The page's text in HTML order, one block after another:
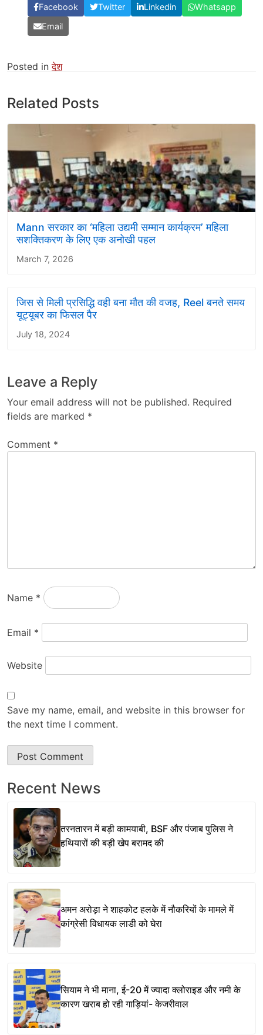
Facebook Twitter Linkedin
Whatsapp
Email
Posted inदेश
Related Posts
Mann सरकार का ‘महिला उद्यमी सम्मान कार्यक्रम’ महिला
सशक्तिकरण के लिए एक अनोखी पहल
March 7, 2026
जिस से मिली प्रसिद्धि वही बना मौत की वजह, Reel बनते समय
यूट्यूबर का फिसल पैर
July 18, 2024
Leave a Reply
Your email address will not be published. Required
fields are marked *
Comment *
Name *
Email *
Website
Save my name, email, and website in this browser for
the next time I comment.
Recent News
तरनतारन में बड़ी कामयाबी, BSF और पंजाब पुलिस ने
हथियारों की बड़ी खेप बरामद की
अमन अरोड़ा ने शाहकोट हलके में नौकरियों के मामले में
कांग्रेसी विधायक लाडी को घेरा
सियाम ने भी माना, ई-20 में ज्यादा क्लोराइड और नमी के
कारण खराब हो रही गाड़ियां- केजरीवाल